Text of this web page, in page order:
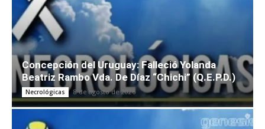
Concepción del Uruguay: Falleció Yolanda
Beatriz Rambo Vda. De Díaz “Chichi” (Q.E.P.D.)
Necrológicas 8 de agosto de 2026